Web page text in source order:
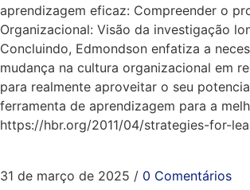
aprendizagem eficaz: Compreender o
Organizacional: Visão da investigação
Concluindo, Edmondson enfatiza a
mudança na cultura organizacional em
para realmente aproveitar o seu
ferramenta de aprendizagem para a
https://hbr.org/2011/04/strategies-for-
31 de março de 2025 / 0 Comentários